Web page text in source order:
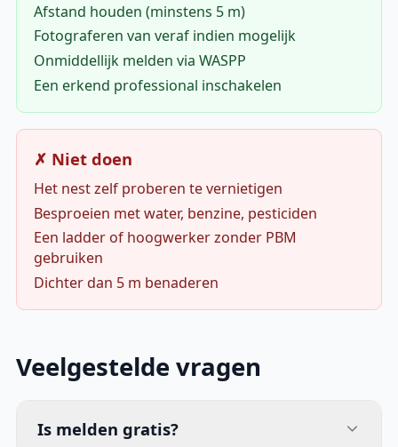
Afstand houden (minstens 5 m)
Fotograferen van veraf indien mogelijk
Onmiddellijk melden via WASPP
Een erkend professional inschakelen
✗ Niet doen
Het nest zelf proberen te vernietigen
Besproeien met water, benzine, pesticiden
Een ladder of hoogwerker zonder PBM
gebruiken
Dichter dan 5 m benaderen
Veelgestelde vragen
Is melden gratis?